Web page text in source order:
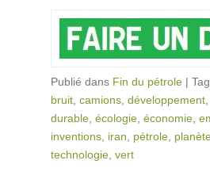
Publié dans Fin du pétrole |
bruit, camions, développement,
durable, écologie, économie,
inventions, iran, pétrole,
technologie, vert